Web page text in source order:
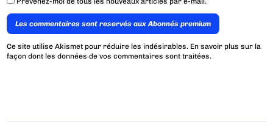
Les commentaires sont reservés aux Abonnés premium
Ce site utilise Akismet pour réduire les indésirables. En savoir plus sur la
façon dont les données de vos commentaires sont traitées.